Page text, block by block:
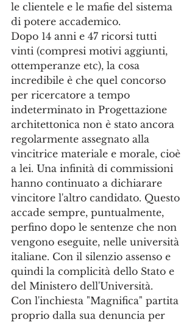
le clientele e le mafie del sistema
di potere accademico.
Dopo 14 anni e 47 ricorsi tutti
vinti (compresi motivi aggiunti,
ottemperanze etc), la cosa
incredibile è che quel concorso
per ricercatore a tempo
indeterminato in Progettazione
architettonica non è stato ancora
regolarmente assegnato alla
vincitrice materiale e morale, cioè
a lei. Una infinità di commissioni
hanno continuato a dichiarare
vincitore l'altro candidato. Questo
accade sempre, puntualmente,
perfino dopo le sentenze che non
vengono eseguite, nelle università
italiane. Con il silenzio assenso e
quindi la complicità dello Stato e
del Ministero dell'Università.
Con l'inchiesta "Magnifica" partita
proprio dalla sua denuncia per